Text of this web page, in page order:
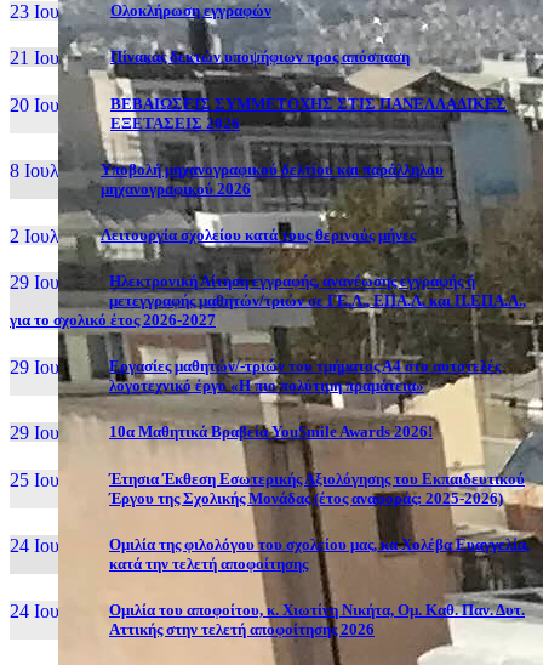
23 Ιουλ, 26 Ολοκλήρωση εγγραφών
21 Ιουλ, 26 Πίνακας δεκτών υποψήφιων προς απόσπαση
20 Ιουλ, 26
ΒΕΒΑΙΩΣΕΙΣ ΣΥΜΜΕΤΟΧΗΣ ΣΤΙΣ ΠΑΝΕΛΛΑΔΙΚΕΣ
ΕΞΕΤΑΣΕΙΣ 2026
8 Ιουλ, 26
Υποβολή μηχανογραφικού δελτίου και παράλληλου
μηχανογραφικού 2026
2 Ιουλ, 26 Λειτουργία σχολείου κατά τους θερινούς μήνες
29 Ιουν, 26
Ηλεκτρονική Αίτηση εγγραφής, ανανέωσης εγγραφής ή
μετεγγραφής μαθητών/τριών σε ΓΕ.Λ., ΕΠΑ.Λ. και Π.ΕΠΑ.Λ.,
για το σχολικό έτος 2026-2027
29 Ιουν, 26
Εργασίες μαθητών/-τριών του τμήματος Α4 στο αυτοτελές
λογοτεχνικό έργο «Η πιο πολύτιμη πραμάτεια»
29 Ιουν, 26 10α Μαθητικά Βραβεία YouSmile Awards 2026!
25 Ιουν, 26
Έτησια Έκθεση Εσωτερικής Αξιολόγησης του Εκπαιδευτικού
Έργου της Σχολικής Μονάδας (έτος αναφοράς: 2025-2026)
24 Ιουν, 26
Ομιλία της φιλολόγου του σχολείου μας, κα Χολέβα Ευαγγελία,
κατά την τελετή αποφοίτησης
24 Ιουν, 26
Ομιλία του αποφοίτου, κ. Χιωτίνη Νικήτα, Ομ. Καθ. Παν. Δυτ.
Αττικής στην τελετή αποφοίτησης 2026